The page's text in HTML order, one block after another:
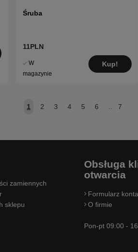
Śruba
11PLN
W
magazynie
Kup!
1 2 3 4 5 6 .. 7
zamiennych
sklepu
Obsługa
otwarcia
Formularz
O firmie
Pon-pt 09:00 -